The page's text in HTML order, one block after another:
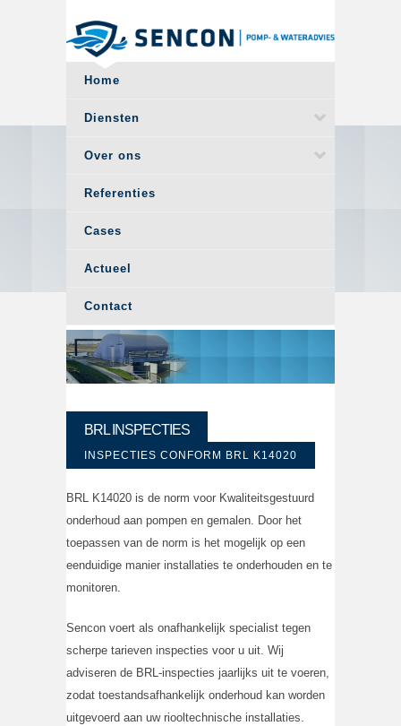
Home
Diensten
Over ons
Referenties
Cases
Actueel
Contact
BRL INSPECTIES
INSPECTIES CONFORM BRL K14020
BRL K14020 is de norm voor Kwaliteitsgestuurd
onderhoud aan pompen en gemalen. Door het
toepassen van de norm is het mogelijk op een
eenduidige manier installaties te onderhouden en te
monitoren.
Sencon voert als onafhankelijk specialist tegen
scherpe tarieven inspecties voor u uit. Wij
adviseren de BRL-inspecties jaarlijks uit te voeren,
zodat toestandsafhankelijk onderhoud kan worden
uitgevoerd aan uw riooltechnische installaties.